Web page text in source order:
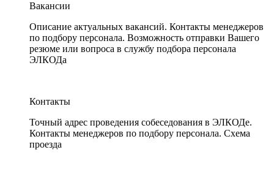
Вакансии
Описание актуальных вакансий. Контакты менеджеров
по подбору персонала. Возможность отправки Вашего
резюме или вопроса в службу подбора персонала
ЭЛКОДа
Контакты
Точный адрес проведения собеседования в ЭЛКОДе.
Контакты менеджеров по подбору персонала. Схема
проезда